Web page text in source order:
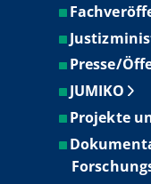
Presse/
JUMIKO
Projekte